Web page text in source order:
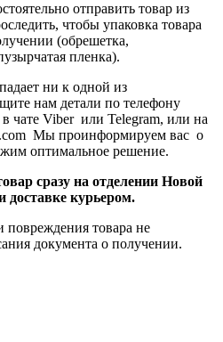
отправить товар из
чтобы упаковка товара
(обрешетка,
пленка).
ни к одной из
нам детали по телефону
чате Viber или Telegram, или на
Мы проинформируем вас о
оптимальное решение.
сразу на отделении Новой
курьером.
повреждения товара не
документа о получении.